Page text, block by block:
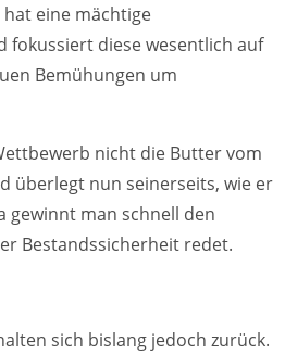
hat eine mächtige
fokussiert diese wesentlich auf
Bemühungen um
nicht die Butter vom
überlegt nun seinerseits, wie er
gewinnt man schnell den
Bestandssicherheit redet.
sich bislang jedoch zurück.